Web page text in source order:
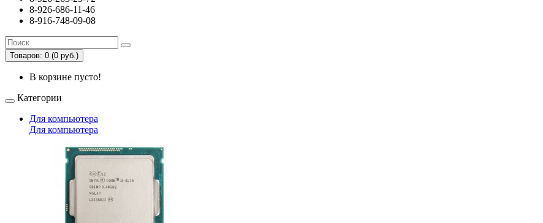
8-926-686-11-46
8-916-748-09-08
Товаров: 0 (0 руб.)
В корзине пусто!
Категории
Для компьютера
Для компьютера